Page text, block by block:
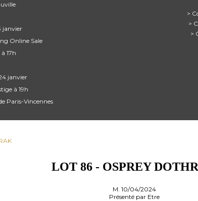
janvier
Online Sale
à 17h
janvier
à 19h
Paris-Vincennes
>
>
>
LOT 86 - OSPREY
M. 10/04/2024
Présenté par Etre